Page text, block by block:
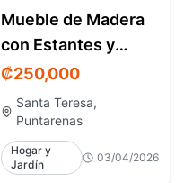
Mueble de Madera
con Estantes y
Espacio TV – Santa
Teresa
₡250,000
Santa Teresa,
Puntarenas
Hogar y
Jardín
03/04/2026